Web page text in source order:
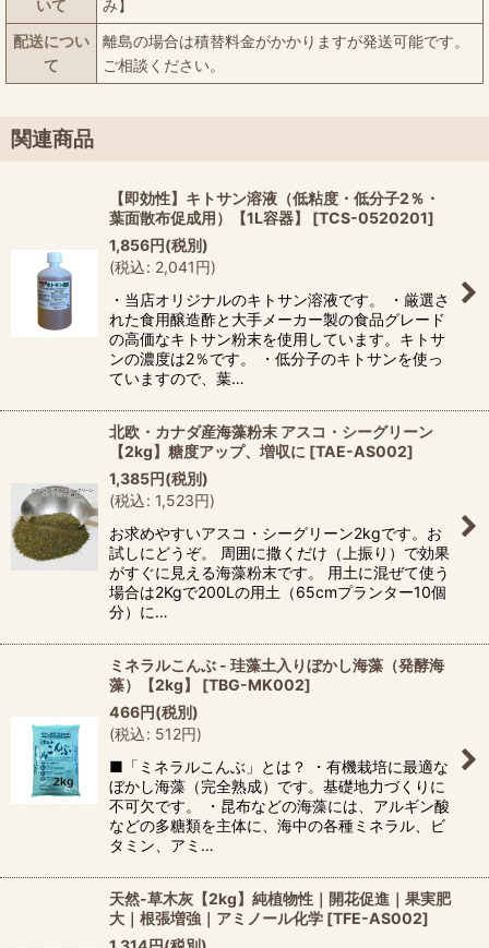
いて
み】
配送につい
て
離島の場合は積替料金がかかりますが発送可能です。
ご相談ください。
関連商品
【即効性】キトサン溶液（低粘度・低分子2％・
葉面散布促成用）【1L容器】
[TCS-0520201]
1,856円(税別)
(税込: 2,041円)
・当店オリジナルのキトサン溶液です。 ・厳選さ
れた食用醸造酢と大手メーカー製の食品グレード
の高価なキトサン粉末を使用しています。キトサ
ンの濃度は2％です。 ・低分子のキトサンを使っ
ていますので、葉…
北欧・カナダ産海藻粉末 アスコ・シーグリーン
【2kg】糖度アップ、増収に [TAE-AS002]
1,385円(税別)
(税込: 1,523円)
お求めやすいアスコ・シーグリーン2kgです。お
試しにどうぞ。 周囲に撒くだけ（上振り）で効果
がすぐに見える海藻粉末です。 用土に混ぜて使う
場合は2Kgで200Lの用土（65cmプランター10個
分）に…
ミネラルこんぶ - 珪藻土入りぼかし海藻（発酵海
藻）【2kg】
[TBG-MK002]
466円(税別)
(税込: 512円)
■「ミネラルこんぶ」とは？ ・有機栽培に最適な
ぼかし海藻（完全熟成）です。基礎地力づくりに
不可欠です。 ・昆布などの海藻には、アルギン酸
などの多糖類を主体に、海中の各種ミネラル、ビ
タミン、アミ…
天然-草木灰【2kg】純植物性｜開花促進｜果実肥
大｜根張増強｜アミノール化学 [TFE-AS002]